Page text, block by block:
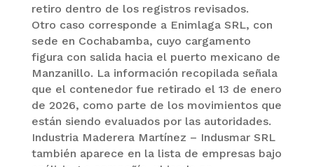
retiro dentro de los registros revisados.
Otro caso corresponde a Enimlaga SRL, con
sede en Cochabamba, cuyo cargamento
figura con salida hacia el puerto mexicano de
Manzanillo. La información recopilada señala
que el contenedor fue retirado el 13 de enero
de 2026, como parte de los movimientos que
están siendo evaluados por las autoridades.
Industria Maderera Martínez – Indusmar SRL
también aparece en la lista de empresas bajo